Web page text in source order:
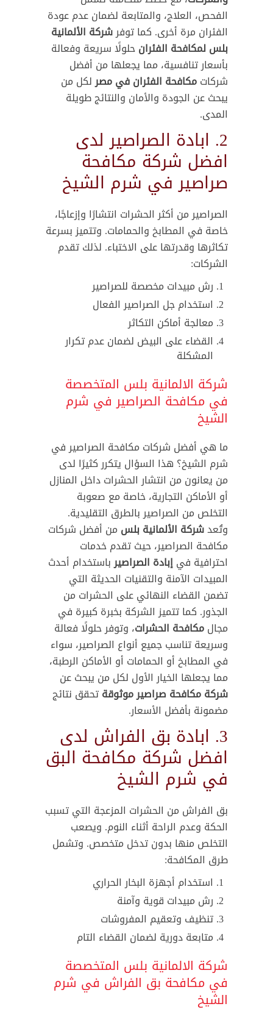
الفحص، العلاج، والمتابعة لضمان عدم عودة
الفئران مرة أخرى. كما توفرشركة الألمانية
بلس لمكافحة الفئرانحلولًا سريعة وفعالة
بأسعار تنافسية، مما يجعلها من أفضل
شركاتمكافحة الفئران في مصرلكل من
يبحث عن الجودة والأمان والنتائج طويلة
المدى.
2. ابادة الصراصير لدى
افضل شركة مكافحة
صراصير في شرم الشيخ
الصراصير من أكثر الحشرات انتشارًا وإزعاجًا،
خاصة في المطابخ والحمامات. وتتميز بسرعة
تكاثرها وقدرتها على الاختباء. لذلك تقدم
الشركات:
رش مبيدات مخصصة للصراصير
استخدام جل الصراصير الفعال
معالجة أماكن التكاثر
القضاء على البيض لضمان عدم تكرار
المشكلة
شركة الالمانية بلس المتخصصة
في مكافحة الصراصير في شرم
الشيخ
ما هي أفضل شركات مكافحة الصراصير في
شرم الشيخ؟ هذا السؤال يتكرر كثيرًا لدى
من يعانون من انتشار الحشرات داخل المنازل
أو الأماكن التجارية، خاصة مع صعوبة
التخلص من الصراصير بالطرق التقليدية.
وتُعدشركة الألمانية بلس من أفضل شركات
مكافحة الصراصير، حيث تقدم خدمات
احترافية فيإبادة الصراصيرباستخدام أحدث
المبيدات الآمنة والتقنيات الحديثة التي
تضمن القضاء النهائي على الحشرات من
الجذور. كما تتميز الشركة بخبرة كبيرة في
مجالمكافحة الحشرات، وتوفر حلولًا فعالة
وسريعة تناسب جميع أنواع الصراصير، سواء
في المطابخ أو الحمامات أو الأماكن الرطبة،
مما يجعلها الخيار الأول لكل من يبحث عن
شركة مكافحة صراصير موثوقةتحقق نتائج
مضمونة بأفضل الأسعار.
3. ابادة بق الفراش لدى
افضل شركة مكافحة البق
في شرم الشيخ
بق الفراش من الحشرات المزعجة التي تسبب
الحكة وعدم الراحة أثناء النوم. ويصعب
التخلص منها بدون تدخل متخصص. وتشمل
طرق المكافحة:
استخدام أجهزة البخار الحراري
رش مبيدات قوية وآمنة
تنظيف وتعقيم المفروشات
متابعة دورية لضمان القضاء التام
شركة الالمانية بلس المتخصصة
في مكافحة بق الفراش في شرم
الشيخ